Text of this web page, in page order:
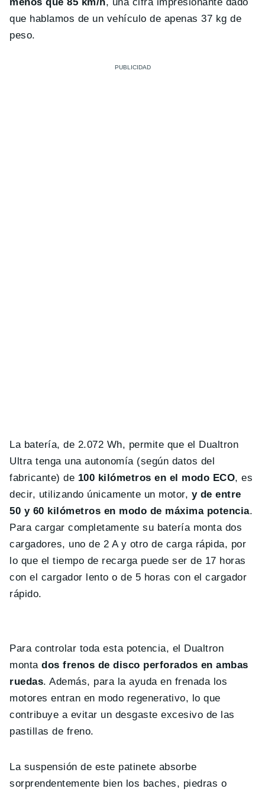
menos que 85 km/h, una cifra impresionante dado
que hablamos de un vehículo de apenas 37 kg de
peso.
La batería, de 2.072 Wh, permite que el Dualtron
Ultra tenga una autonomía (según datos del
fabricante) de 100 kilómetros en el modo ECO, es
decir, utilizando únicamente un motor, y de entre
50 y 60 kilómetros en modo de máxima potencia.
Para cargar completamente su batería monta dos
cargadores, uno de 2 A y otro de carga rápida, por
lo que el tiempo de recarga puede ser de 17 horas
con el cargador lento o de 5 horas con el cargador
rápido.
Para controlar toda esta potencia, el Dualtron
montados frenos de disco perforados en ambas
ruedas. Además, para la ayuda en frenada los
motores entran en modo regenerativo, lo que
contribuye a evitar un desgaste excesivo de las
pastillas de freno.
La suspensión de este patinete absorbe
sorprendentemente bien los baches, piedras o